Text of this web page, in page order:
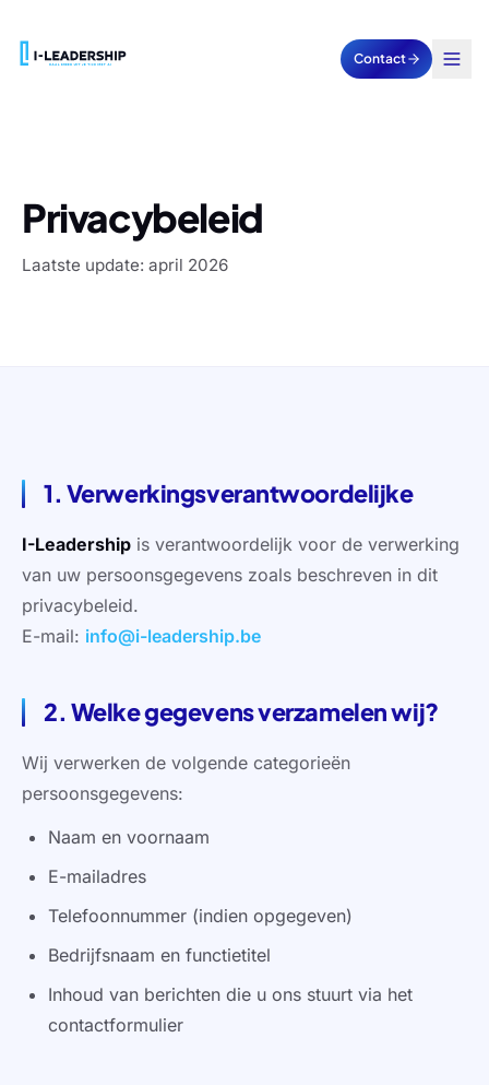
Contact
Privacybeleid
Laatste update: april 2026
1. Verwerkingsverantwoordelijke
I-Leadership is verantwoordelijk voor de verwerking
van uw persoonsgegevens zoals beschreven in dit
privacybeleid.
E-mail: info@i-leadership.be
2. Welke gegevens verzamelen wij?
Wij verwerken de volgende categorieën
persoonsgegevens:
Naam en voornaam
E-mailadres
Telefoonnummer (indien opgegeven)
Bedrijfsnaam en functietitel
Inhoud van berichten die u ons stuurt via het
contactformulier